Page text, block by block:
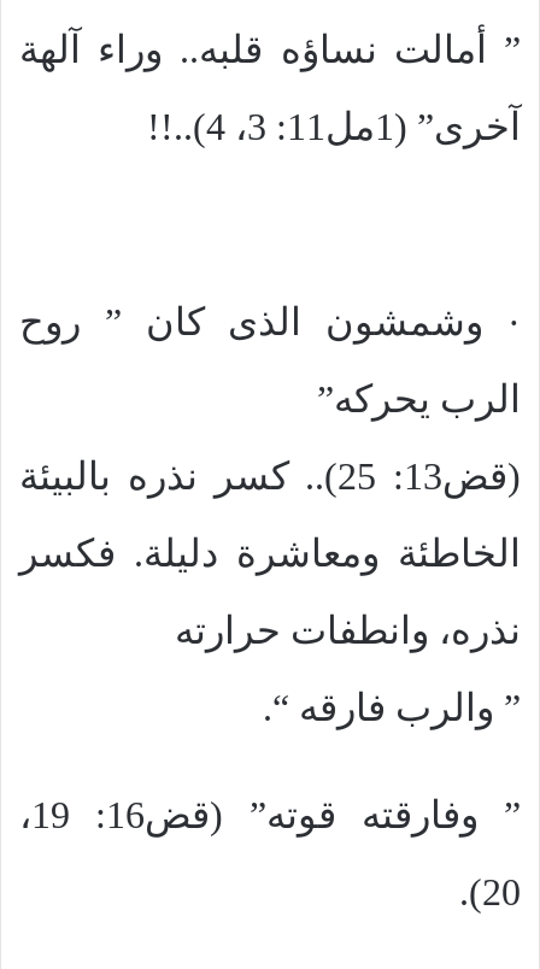
” أمالت نساؤه قلبه.. وراء آلهة
آخرى” (1مل11: 3، 4)..!!
· وشمشون الذى كان ” روح
الرب يحركه”
(قض13: 25).. كسر نذره بالبيئة
الخاطئة ومعاشرة دليلة. فكسر
نذره، وانطفات حرارته
” والرب فارقه “.
” وفارقته قوته” (قض16: 19،
20).